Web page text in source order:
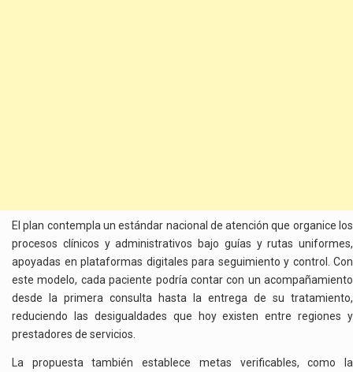
El plan contempla un estándar nacional de atención que organice los
procesos clínicos y administrativos bajo guías y rutas uniformes,
apoyadas en plataformas digitales para seguimiento y control. Con
este modelo, cada paciente podría contar con un acompañamiento
desde la primera consulta hasta la entrega de su tratamiento,
reduciendo las desigualdades que hoy existen entre regiones y
prestadores de servicios.
La propuesta también establece metas verificables, como la